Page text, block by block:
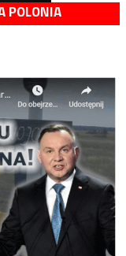
POLONIA